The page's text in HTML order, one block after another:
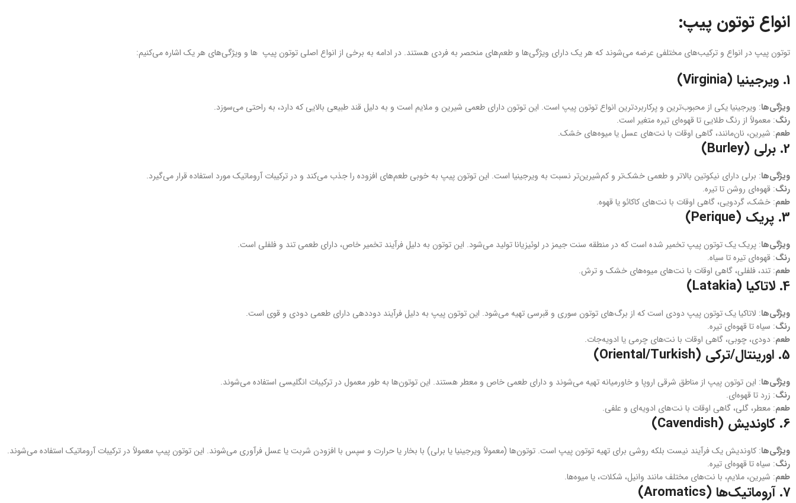
انواع توتون پیپ:
توتون‌ پیپ در انواع و ترکیب‌های مختلفی عرضه می‌شوند که هر یک دارای ویژگی‌ها و طعم‌های منحصر به فردی هستند. در ادامه به برخی از انواع اصلی توتون‌ پیپ ها و ویژگی‌های هر یک اشاره می‌کنیم:
1. ویرجینیا (Virginia)
ویژگی‌ها: ویرجینیا یکی از محبوب‌ترین و پرکاربردترین انواع توتون پیپ است. این توتون دارای طعمی شیرین و ملایم است و به دلیل قند طبیعی بالایی که دارد، به راحتی می‌سوزد.
رنگ: معمولاً از رنگ طلایی تا قهوه‌ای تیره متغیر است.
طعم: شیرین، نان‌مانند، گاهی اوقات با نت‌های عسل یا میوه‌های خشک.
2. برلی (Burley)
ویژگی‌ها: برلی دارای نیکوتین بالاتر و طعمی خشک‌تر و کم‌شیرین‌تر نسبت به ویرجینیا است. این توتون پیپ به خوبی طعم‌های افزوده را جذب می‌کند و در ترکیبات آروماتیک مورد استفاده قرار می‌گیرد.
رنگ: قهوه‌ای روشن تا تیره.
طعم: خشک، گردویی، گاهی اوقات با نت‌های کاکائو یا قهوه.
3. پریک (Perique)
ویژگی‌ها: پریک یک توتون پیپ تخمیر شده است که در منطقه سنت جیمز در لوئیزیانا تولید می‌شود. این توتون به دلیل فرآیند تخمیر خاص، دارای طعمی تند و فلفلی است.
رنگ: قهوه‌ای تیره تا سیاه.
طعم: تند، فلفلی، گاهی اوقات با نت‌های میوه‌های خشک و ترش.
4. لاتاکیا (Latakia)
ویژگی‌ها: لاتاکیا یک توتون پیپ دودی است که از برگ‌های توتون سوری و قبرسی تهیه می‌شود. این توتون پیپ به دلیل فرآیند دوددهی دارای طعمی دودی و قوی است.
رنگ: سیاه تا قهوه‌ای تیره.
طعم: دودی، چوبی، گاهی اوقات با نت‌های چرمی یا ادویه‌جات.
5. اورینتال/ترکی (Oriental/Turkish)
ویژگی‌ها: این توتون‌ پیپ از مناطق شرقی اروپا و خاورمیانه تهیه می‌شوند و دارای طعمی خاص و معطر هستند. این توتون‌ها به طور معمول در ترکیبات انگلیسی استفاده می‌شوند.
رنگ: زرد تا قهوه‌ای.
طعم: معطر، گلی، گاهی اوقات با نت‌های ادویه‌ای و علفی.
6. کاوندیش (Cavendish)
ویژگی‌ها: کاوندیش یک فرآیند نیست بلکه روشی برای تهیه توتون پیپ است. توتون‌ها (معمولاً ویرجینیا یا برلی) با بخار یا حرارت و سپس با افزودن شربت یا عسل فرآوری می‌شوند. این توتون‌ پیپ معمولاً در ترکیبات آروماتیک استفاده می‌شوند.
رنگ: سیاه تا قهوه‌ای تیره.
طعم: شیرین، ملایم، با نت‌های مختلف مانند وانیل، شکلات، یا میوه‌ها.
7. آروماتیک‌ها (Aromatics)